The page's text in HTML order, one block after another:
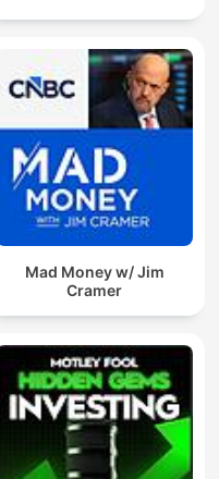
Mad Money w/ Jim
Cramer